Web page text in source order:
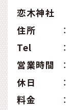
恋木神社
住所
：
Tel
：
営業時間
：
休日
：
料金
：